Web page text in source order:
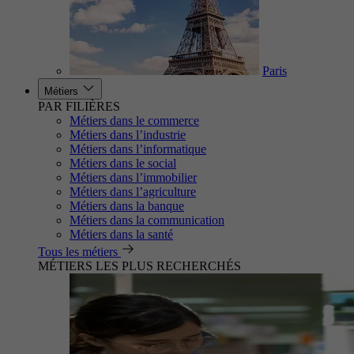
Paris
Métiers
PAR FILIÈRES
Métiers dans le commerce
Métiers dans l’industrie
Métiers dans l’informatique
Métiers dans le social
Métiers dans l’immobilier
Métiers dans l’agriculture
Métiers dans la banque
Métiers dans la communication
Métiers dans la santé
Tous les métiers
MÉTIERS LES PLUS RECHERCHÉS